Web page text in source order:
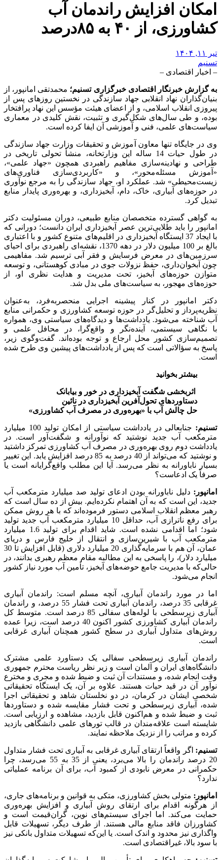
امکان افزایش راندمان آب
کشاورزی، از ۴۰ به ۸۵درصد
تیر ۱۱, ۱۴۰۴
تسنیم
– اخبار اقتصادی –
به گزارش خبرنگار اقتصادی خبرگزاری تسنیم؛ محمدتقی امانپور، از
بنیان‌گذاران نهاد انقلابی جهاد سازندگی در نخستین روزهای پس از
پیروزی انقلاب اسلامی، و از اعضای هیئت مؤسس این نهاد پرافتخار
بوده، و طی سال‌های شکل‌گیری و تثبیت، نقش کلیدی در معماری
سیاست‌های علمی، فنی و آموزشی آن ایفا کرده است.
وی در جایگاه تنها معاون آموزش و تحقیقات وزارت جهاد سازندگی
در طول حیات 14 ساله این وزارتخانه، منشأ تحولی تاریخی در
طراحی و نهادینه‌سازی مفاهیم راهبردی همچون «جهاد علمی»،
«آموزش مسئله‌محور»، و «کاربردی‌سازی فناوری‌های
زیست‌محیطی» شد. عملکرد او، جهاد سازندگی را به مرجع نوآوری
در حوزه‌های آبیاری، خاک، دام، آبخیزداری، و بهره‌وری پایدار منابع
تبدیل کرد.
به گواهی گسترده متخصصان منابع طبیعی، دوران مسئولیت دکتر
امانپور را باید طلایی‌ترین عصر آبخیزداری ایران دانست؛ دورانی که
با ایجاد 37 ایستگاه آبخیزداری در اقلیم‌های متنوع کشور و با اعتباری
بالغ بر 100 میلیون دلار در دهه 1370، نقشه‌ای راهبردی برای احیای
سرزمین‌های در معرض فرسایش و فقر آبی ترسیم شد. مفاهیمی
چون آبخوان‌داری، حفظ نزولات جوی در مبادی کوهستانی، و توسعه
متوازن حوزه‌های آبخیز، تحت مدیریت و هدایت نظری او، از
حوزه‌های مهجور، به سیاست‌های ملی بدل شد.
دکتر امانپور در کنار پیشینه اجرایی منحصربه‌فرد، به‌عنوان
نظریه‌پرداز و تحلیل‌گر در حوزه توسعه کشاورزی و حکمرانی منابع
آب شناخته می‌شود. یادداشت‌ها و دیدگاه‌های سیاستی وی، همواره
با نگاهی سیستمی، آینده‌نگر و واقع‌گرا، در محافل علمی و
تصمیم‌سازی کشور محل ارجاع و توجه بوده‌اند. گفت‌وگوی زیر،
پاسخ به سؤالاتی است که پس از یادداشت‌های پیشین وی طرح شده
است.
بیشتر بخوانید
اثربخشی شگفت آبخیزداری در خور و بیابانک
دستاوردهای تحول‌آفرین آبخیزداری در نائین
حل چالش آب با «بهره‌وری در مصرف آب کشاورزی»
تسنیم:
جنابعالی در یادداشت سیاستی از امکان تولید 100 میلیارد
مترمکعب آب جدید نوشتید که نوآورانه و شگفت‌آور است. در
یادداشت دوم روی بهره‌وری در مصرف آب کشاورزی تمرکز داشتید
و نوشتید که می‌تواند از 40 درصد به 85 درصد افزایش یابد. این تغییر
بسیار ناباورانه به نظر می‌رسد. آیا این مطلب واقع‌گرایانه است یا
صرفاً یک ادعاست؟
امانپور: دلیل ناباورانه بودن ادعای تولید صد میلیارد مترمکعب آب
جدید، این است که به آن اهتمام نکرده‌ایم. بیش از ده سال است که
رهبر معظم انقلاب اسلامی دستور فرموده‌اند که با هر روش ممکن
برای رفع ناترازی آب، حداقل 10 میلیارد مترمکعب آب جدید تولید
شود؛ اما اقدامی نشده است. شاید اقدام برای تولید 1.6 میلیارد
مترمکعب آب با شیرین‌سازی و انتقال از خلیج فارس و دریای
عمان، آن هم با سرمایه‌گذاری 20 میلیارد دلاری (قابل افزایش تا 30
میلیارد دلار)، را پاسخی به این مطالبه مقام معظم رهبری بدانند، در
حالی‌که با مدیریت جامع حوضه‌های آبخیز، تأمین آب مورد نیاز کشور
انجام می‌شود.
اما در مورد راندمان آبیاری، آنچه مسلم است: راندمان آبیاری
غرقابی 35 درصد، راندمان آبیاری تحت فشار 55 درصد، و راندمان
آبیاری زیرسطحی با لوله‌های سفالی 85 درصد است. متوسط کل
راندمان آبیاری کشاورزی کشور اکنون 40 درصد است، زیرا عمده
روش‌های متداول آبیاری در سطح کشور همچنان آبیاری غرقابی
است.
راندمان آبیاری زیرسطحی سفالی یک دستاورد علمی مشترک
دانشگاه‌های ایران و آلمان است و زیر نظر ریاست محترم جمهوری
وقت انجام شده، و مستندات آن ثبت و ضبط شده و مجری و مخترع
نوآور آن در قید حیات هستند. علاوه بر آن، یک ایستگاه تحقیقاتی
شخصی ایشان در کرمان، در دو نخلستان شاهد و تحقیقاتی اجرا
شده، آبیاری زیرسطحی و تحت فشار مقایسه شده و دستاوردها
ثبت و ضبط شده و هم‌اکنون قابل بازدید، مشاهده و ارزیابی است.
شایسته است علاقه‌مندان در قالب تورهای علمی دانشگاهی بازدید
کرده و مراتب را از نزدیک ملاحظه نمایند.
تسنیم: اگر واقعاً ارتقای آبیاری غرقابی به آبیاری تحت فشار متداول
20 درصد راندمان را بالا می‌برد، یعنی از 35 به 55 می‌رسد، چرا
حکمرانی در معرض نابودی از کمبود آب، برای آن برنامه عملیاتی
ندارد؟
امانپور: متولی بخش کشاورزی، متکی به قوانین و برنامه‌های جاری،
از هرگونه اقدام برای ارتقای روش آبیاری و افزایش بهره‌وری
حمایت می‌کند. اما اجرای سیستم‌های نوین، گران‌قیمت است و
کشاورزان فاقد منابع مالی هستند. از طرف دیگر، تسهیلات قابل
واگذاری نیز محدود و اندک است. یا این‌که تسهیلات متداول بانکی نیز
با سود بالا، غیراقتصادی است.